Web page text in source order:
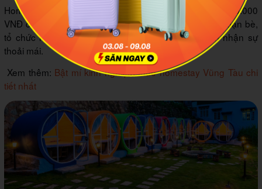
Homestay cũng với giá khoảng 150.000 VNĐ đến 250.000
VNĐ cho một đêm, bạn có thể ăn uống vui chơi cùng bạn bè,
tổ chức nấu nướng ở chung với nhau tập thể cảm nhận sự
thoải mái.
Xem thêm: Bật mí kinh nghiệm thuê homestay Vũng Tàu chi
tiết nhất